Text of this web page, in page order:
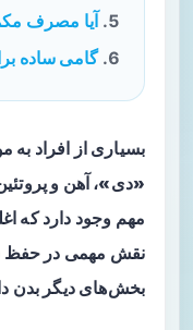
آیا مصرف
گامی ساده
بسیاری از افراد به
«دی»، آهن و
مهم وجود دارد که
نقش مهمی در حفظ
بخش‌های دیگر بدن